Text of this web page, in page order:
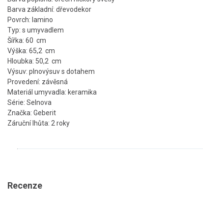
Barva základní: dřevodekor
Povrch: lamino
Typ: s umyvadlem
Šířka: 60 cm
Výška: 65,2 cm
Hloubka: 50,2 cm
Výsuv: plnovýsuv s dotahem
Provedení: závěsná
Materiál umyvadla: keramika
Série: Selnova
Značka: Geberit
Záruční lhůta: 2 roky
Recenze